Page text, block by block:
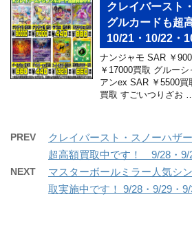
クレイバースト
グルカードも超
10/21・10/22・
ナンジャモ SAR ￥
￥17000買取 グルー
アンex SAR ￥5500
買取 すごいつりざお
PREV
クレイバースト・スノーハザ
超高額買取中です！ 9/28・9/
NEXT
マスターボールミラー人気シ
取実施中です！ 9/28・9/29・